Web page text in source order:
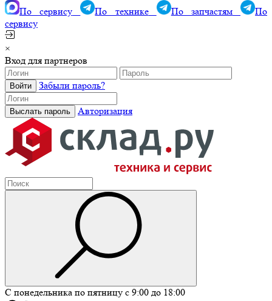
По сервису
По технике По запчастям
По
сервису
×
Вход для партнеров
Забыли пароль?
Авторизация
С понедельника по пятницу с 9:00 до 18:00